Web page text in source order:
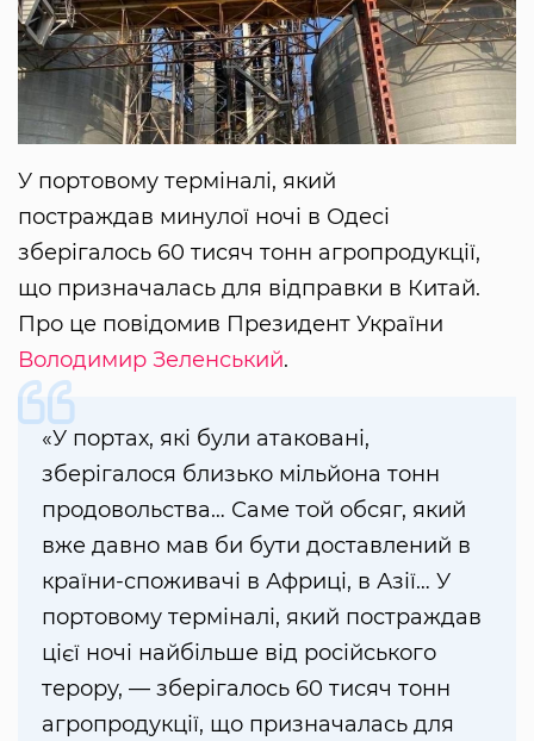
У портовому терміналі, який
постраждав минулої ночі в Одесі
зберігалось 60 тисяч тонн агропродукції,
що призначалась для відправки в Китай.
Про це повідомив Президент України
Володимир Зеленський.
«У портах, які були атаковані,
зберігалося близько мільйона тонн
продовольства… Саме той обсяг, який
вже давно мав би бути доставлений в
країни-споживачі в Африці, в Азії… У
портовому терміналі, який постраждав
цієї ночі найбільше від російського
терору, — зберігалось 60 тисяч тонн
агропродукції, що призначалась для